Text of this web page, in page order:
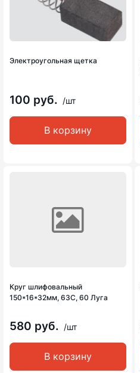
Электроугольная щетка
100 руб. /шт
В корзину
Круг шлифовальный
150*16*32мм, 63С, 60 Луга
580 руб. /шт
В корзину